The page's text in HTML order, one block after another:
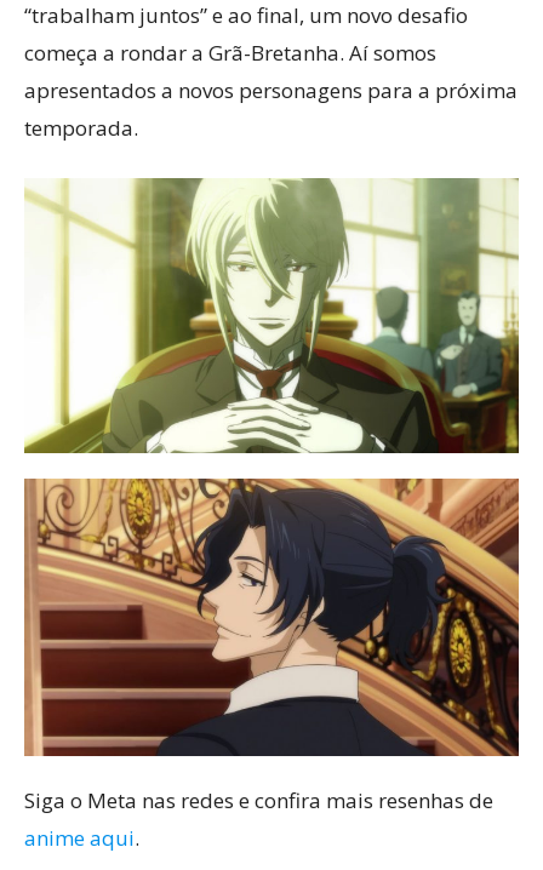
“trabalham juntos” e ao final, um novo desafio
começa a rondar a Grã-Bretanha. Aí somos
apresentados a novos personagens para a próxima
temporada.
Siga o Meta nas redes e confira mais resenhas de
anime aqui.